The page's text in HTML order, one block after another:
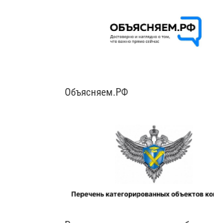
Объясняем.РФ